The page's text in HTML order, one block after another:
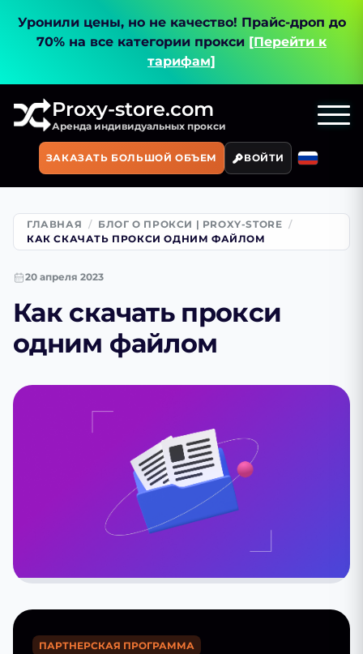
Уронили цены, но не качество! Прайс-дроп до
70% на все категории прокси [Перейти к
тарифам]
Proxy-store.com
Аренда индивидуальных прокси
ЗАКАЗАТЬ БОЛЬШОЙ ОБЪЕМ ВОЙТИ
ГЛАВНАЯ
БЛОГ О ПРОКСИ | PROXY-STORE
КАК СКАЧАТЬ ПРОКСИ ОДНИМ ФАЙЛОМ
20 апреля 2023
Как скачать прокси
одним файлом
ПАРТНЕРСКАЯ ПРОГРАММА